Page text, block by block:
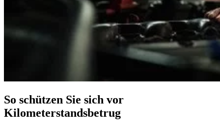
So schützen Sie sich vor
Kilometerstandsbetrug